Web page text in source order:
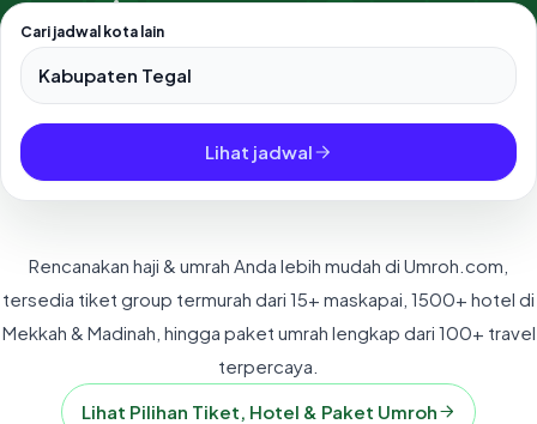
Cari jadwal kota lain
Pilih salah satu dari 500+ kota dan kabupaten di Indonesia.
Lihat jadwal
Rencanakan haji & umrah Anda lebih mudah di Umroh.com,
tersedia tiket group termurah dari 15+ maskapai, 1500+ hotel di
Mekkah & Madinah, hingga paket umrah lengkap dari 100+ travel
terpercaya.
Lihat Pilihan Tiket, Hotel & Paket Umroh